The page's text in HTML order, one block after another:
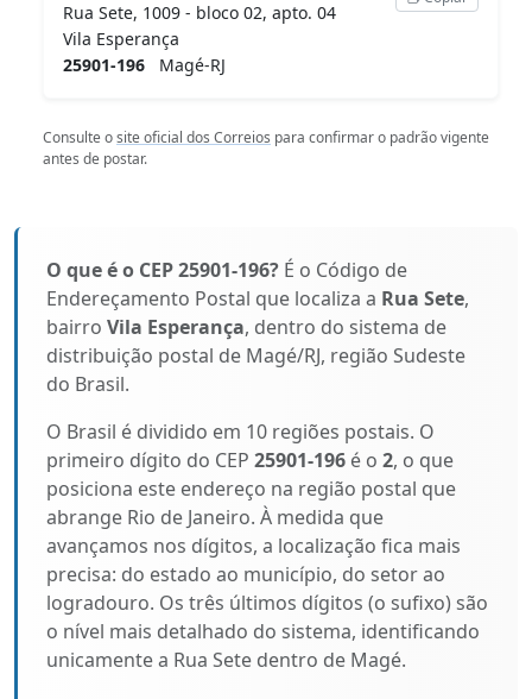
Rua Sete, 1009 - bloco 02, apto. 04
Vila Esperança
25901-196 Magé-RJ
Consulte osite oficial dos Correios para confirmar o padrão vigente
antes de postar.
O que é o CEP 25901-196? É o Código de
Endereçamento Postal que localiza a Rua Sete,
bairro Vila Esperança, dentro do sistema de
distribuição postal de Magé/RJ, região Sudeste
do Brasil.
O Brasil é dividido em 10 regiões postais. O
primeiro dígito do CEP 25901-196 é o 2, o que
posiciona este endereço na região postal que
abrange Rio de Janeiro. À medida que
avançamos nos dígitos, a localização fica mais
precisa: do estado ao município, do setor ao
logradouro. Os três últimos dígitos (o sufixo) são
o nível mais detalhado do sistema, identificando
unicamente a Rua Sete dentro de Magé.